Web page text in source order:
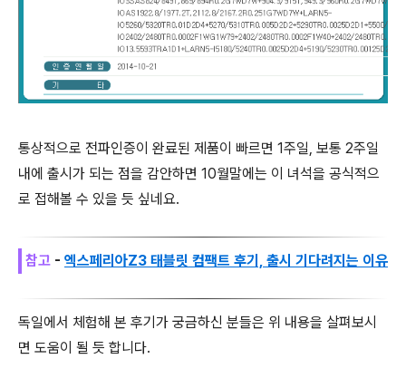
통상적으로 전파인증이 완료된 제품이 빠르면 1주일, 보통 2주일
내에 출시가 되는 점을 감안하면 10월말에는 이 녀석을 공식적으
로 접해볼 수 있을 듯 싶네요.
참고 - 엑스페리아Z3 태블릿 컴팩트 후기, 출시 기다려지는 이유
독일에서 체험해 본 후기가 궁금하신 분들은 위 내용을 살펴보시
면 도움이 될 듯 합니다.